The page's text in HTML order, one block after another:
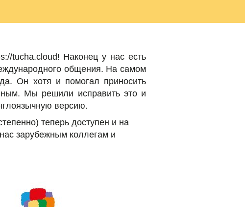
tucha.cloud! Наконец у нас есть
общения. На самом
Он хотя и помогал приносить
Мы решили исправить это и
версию.
теперь доступен и на
зарубежным коллегам и